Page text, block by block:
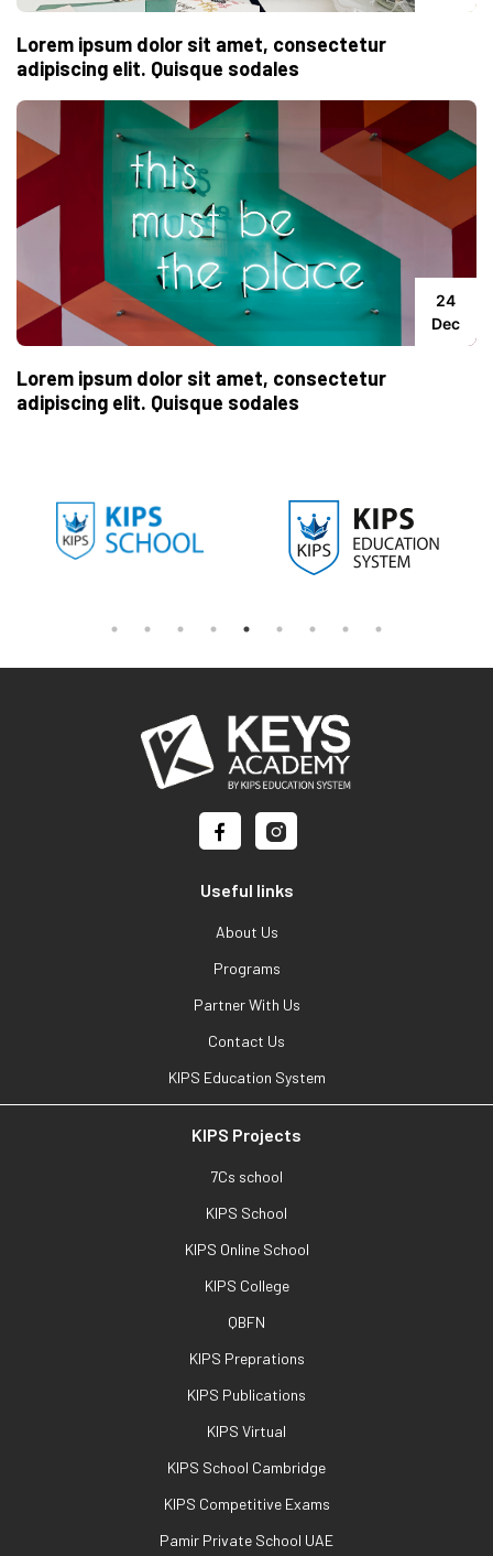
Lorem ipsum dolor sit amet, consectetur
adipiscing elit. Quisque sodales
24
Dec
Lorem ipsum dolor sit amet, consectetur
adipiscing elit. Quisque sodales
Useful links
About Us
Programs
Partner With Us
Contact Us
KIPS Education System
KIPS Projects
7Cs school
KIPS School
KIPS Online School
KIPS College
QBFN
KIPS Preprations
KIPS Publications
KIPS Virtual
KIPS School Cambridge
KIPS Competitive Exams
Pamir Private School UAE